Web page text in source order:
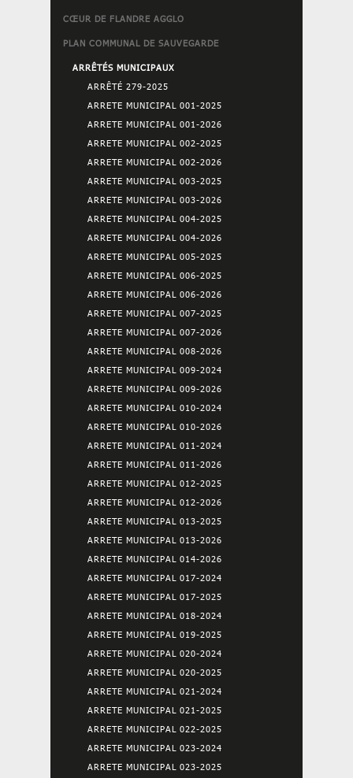
CŒUR DE FLANDRE AGGLO
PLAN COMMUNAL DE SAUVEGARDE
ARRÊTÉS MUNICIPAUX
ARRÊTÉ 279-2025
ARRETE MUNICIPAL 001-2025
ARRETE MUNICIPAL 001-2026
ARRETE MUNICIPAL 002-2025
ARRETE MUNICIPAL 002-2026
ARRETE MUNICIPAL 003-2025
ARRETE MUNICIPAL 003-2026
ARRETE MUNICIPAL 004-2025
ARRETE MUNICIPAL 004-2026
ARRETE MUNICIPAL 005-2025
ARRETE MUNICIPAL 006-2025
ARRETE MUNICIPAL 006-2026
ARRETE MUNICIPAL 007-2025
ARRETE MUNICIPAL 007-2026
ARRETE MUNICIPAL 008-2026
ARRETE MUNICIPAL 009-2024
ARRETE MUNICIPAL 009-2026
ARRETE MUNICIPAL 010-2024
ARRETE MUNICIPAL 010-2026
ARRETE MUNICIPAL 011-2024
ARRETE MUNICIPAL 011-2026
ARRETE MUNICIPAL 012-2025
ARRETE MUNICIPAL 012-2026
ARRETE MUNICIPAL 013-2025
ARRETE MUNICIPAL 013-2026
ARRETE MUNICIPAL 014-2026
ARRETE MUNICIPAL 017-2024
ARRETE MUNICIPAL 017-2025
ARRETE MUNICIPAL 018-2024
ARRETE MUNICIPAL 019-2025
ARRETE MUNICIPAL 020-2024
ARRETE MUNICIPAL 020-2025
ARRETE MUNICIPAL 021-2024
ARRETE MUNICIPAL 021-2025
ARRETE MUNICIPAL 022-2025
ARRETE MUNICIPAL 023-2024
ARRETE MUNICIPAL 023-2025